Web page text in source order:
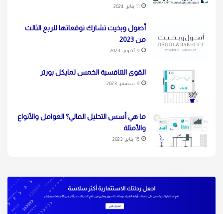
11 يناير، 2024
أصول وبخيت تشارك توقعاتها للربع الثالث
من 2023
9 أكتوبر، 2023
القوى التنافسية الخمس لمايكل بورتر
9 سبتمبر، 2023
ما هي أسس التحليل المالي؟ العوامل والأنواع
والأمثلة
15 يناير، 2023